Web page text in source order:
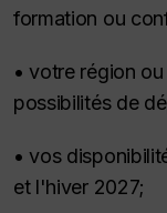
formation ou
• votre région
possibilités de
• vos
et l'hiver 2027;